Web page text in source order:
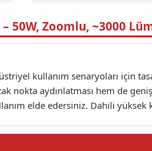
50W, Zoomlu, ~3000
kullanım senaryoları için
nokta aydınlatması hem de geniş
elde edersiniz. Dahili yüksek